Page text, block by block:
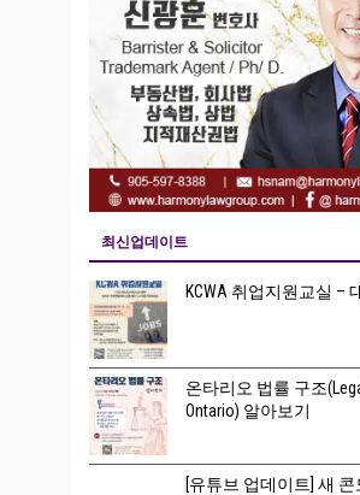
최신업데이트
KCWA 취업지원교실 –
온타리오 법률 구조
Ontario) 알아보기
[유튜브 업데이트] 새